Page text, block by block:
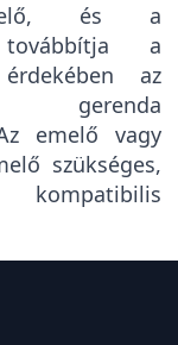
elő, és a
továbbítja a
az
gerenda
emelő vagy
szükséges,